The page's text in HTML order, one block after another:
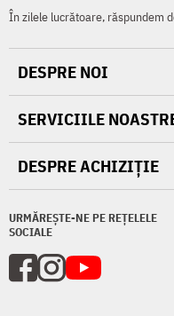
În zilele lucrătoare, răspundem
URMĂREȘTE-NE PE REȚELELE
SOCIALE
DESPRE NOI
SERVICIILE
DESPRE ACHIZIȚIE